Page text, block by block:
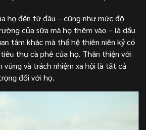
họ đến từ đâu – cũng như mức độ
của sữa mà họ thêm vào – là dấu
tâm khác mà thế hệ thiên niên kỷ có
thụ cà phê của họ. Thân thiện với
và trách nhiệm xã hội là tất cả
đối với họ.